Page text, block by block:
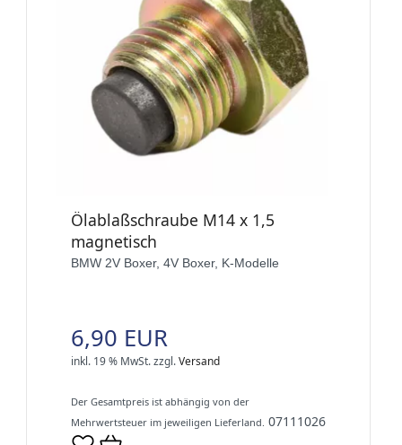
Ölablaßschraube M14 x 1,5
magnetisch
BMW 2V Boxer, 4V Boxer, K-Modelle
6,90 EUR
inkl. 19 % MwSt.zzgl.Versand
Der Gesamtpreis ist abhängig von der
Mehrwertsteuer im jeweiligen Lieferland. 07111026